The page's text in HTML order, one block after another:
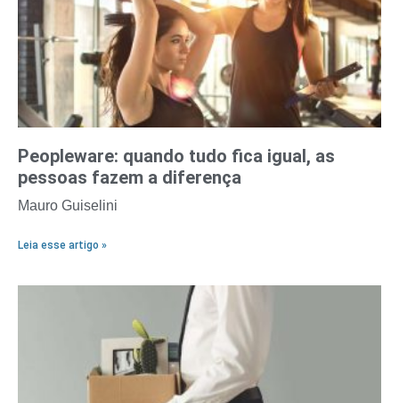
Peopleware: quando tudo fica igual, as
pessoas fazem a diferença
Mauro Guiselini
Leia esse artigo »